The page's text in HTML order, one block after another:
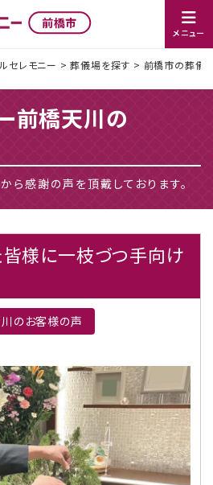
前橋市
メニュー
セレモニー >葬儀場を探す > 前橋市の葬儀
前橋天川の
ら感謝の声を頂戴しております。
様に一枝づつ手向け
のお客様の声